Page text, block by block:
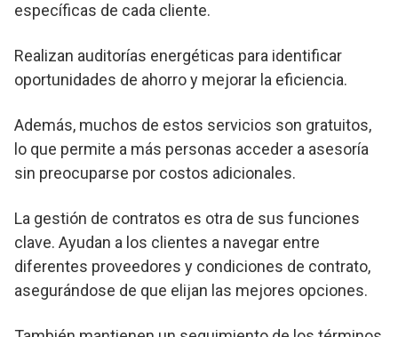
específicas de cada cliente.
Realizan auditorías energéticas para identificar
oportunidades de ahorro y mejorar la eficiencia.
Además, muchos de estos servicios son gratuitos,
lo que permite a más personas acceder a asesoría
sin preocuparse por costos adicionales.
La gestión de contratos es otra de sus funciones
clave. Ayudan a los clientes a navegar entre
diferentes proveedores y condiciones de contrato,
asegurándose de que elijan las mejores opciones.